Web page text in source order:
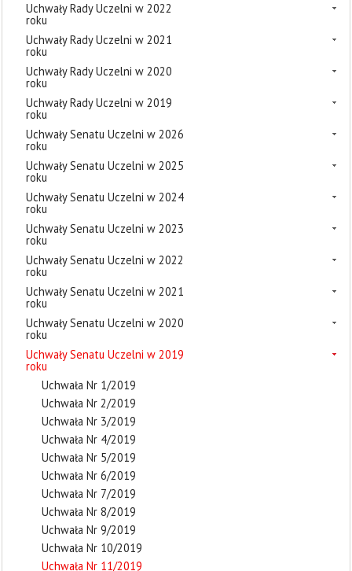
Uchwały Rady Uczelni w 2022
roku
Uchwały Rady Uczelni w 2021
roku
Uchwały Rady Uczelni w 2020
roku
Uchwały Rady Uczelni w 2019
roku
Uchwały Senatu Uczelni w 2026
roku
Uchwały Senatu Uczelni w 2025
roku
Uchwały Senatu Uczelni w 2024
roku
Uchwały Senatu Uczelni w 2023
roku
Uchwały Senatu Uczelni w 2022
roku
Uchwały Senatu Uczelni w 2021
roku
Uchwały Senatu Uczelni w 2020
roku
Uchwały Senatu Uczelni w 2019
roku
Uchwała Nr 1/2019
Uchwała Nr 2/2019
Uchwała Nr 3/2019
Uchwała Nr 4/2019
Uchwała Nr 5/2019
Uchwała Nr 6/2019
Uchwała Nr 7/2019
Uchwała Nr 8/2019
Uchwała Nr 9/2019
Uchwała Nr 10/2019
Uchwała Nr 11/2019